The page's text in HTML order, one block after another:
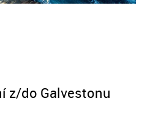
z/do Galvestonu